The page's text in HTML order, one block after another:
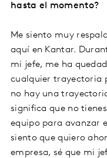
hasta el momento?
Me siento muy
aquí en Kantar.
mi jefe, me ha
cualquier trayectoria
no hay una
significa que no
equipo para avanzar
siento que quiero
empresa, sé que mi